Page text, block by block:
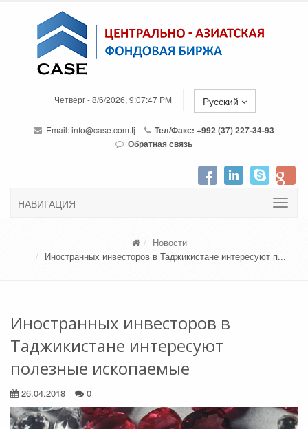
Четверг - 8/6/2026, 9:07:47 PM Русский
Email:info@case.com.tj
Тел/Факс: +992 (37) 227-34-93
Обратная связь
НАВИГАЦИЯ
Новости
Иностранных инвесторов в Таджикистане интересуют п...
Иностранных инвесторов в
Таджикистане интересуют
полезные ископаемые
26.04.2018 0